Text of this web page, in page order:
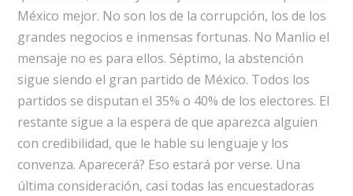
México mejor. No son los de la corrupción, los de los
grandes negocios e inmensas fortunas. No Manlio el
mensaje no es para ellos. Séptimo, la abstención
sigue siendo el gran partido de México. Todos los
partidos se disputan el 35% o 40% de los electores. El
restante sigue a la espera de que aparezca alguien
con credibilidad, que le hable su lenguaje y los
convenza. Aparecerá? Eso estará por verse. Una
última consideración, casi todas las encuestadoras